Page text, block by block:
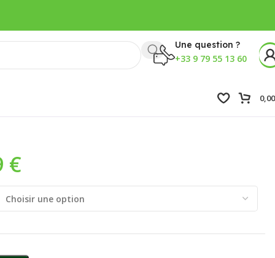
Une question ?
+33 9 79 55 13 60
€